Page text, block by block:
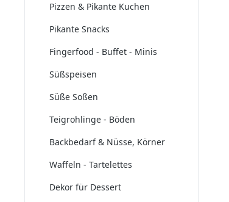
Pizzen & Pikante Kuchen
Pikante Snacks
Fingerfood - Buffet - Minis
Süßspeisen
Süße Soßen
Teigrohlinge - Böden
Backbedarf & Nüsse, Körner
Waffeln - Tartelettes
Dekor für Dessert